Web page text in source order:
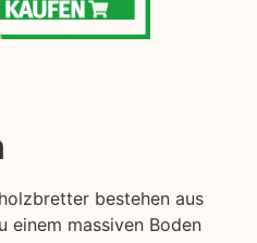
bestehen aus
einem massiven Boden